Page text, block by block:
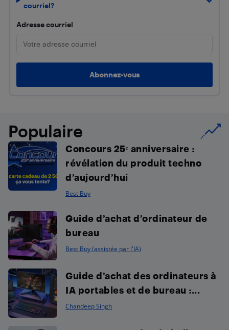
courriel?
Adresse courriel
Populaire
Concours 25ᵉ anniversaire :
révélation du produit techno
d’aujourd’hui
Best Buy
Guide d’achat d’ordinateur de
bureau
Best Buy (assistée par l'IA)
Guide d’achat des ordinateurs à
IA portables et de bureau :...
Chandeep Singh